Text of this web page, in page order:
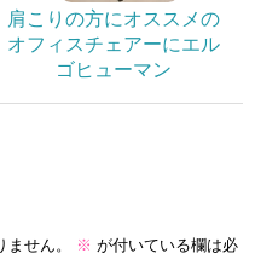
肩こりの方にオススメの
オフィスチェアーにエル
ゴヒューマン
せん。 ※ が付いている欄は必